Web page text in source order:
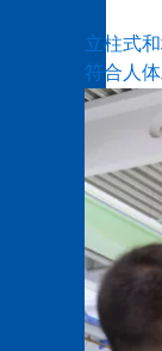
立柱式
符合人